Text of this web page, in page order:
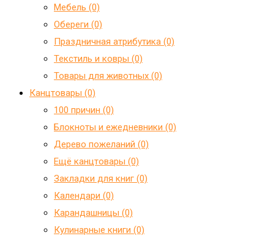
Мебель (0)
Обереги (0)
Праздничная атрибутика (0)
Текстиль и ковры (0)
Товары для животных (0)
Канцтовары (0)
100 причин (0)
Блокноты и ежедневники (0)
Дерево пожеланий (0)
Ещё канцтовары (0)
Закладки для книг (0)
Календари (0)
Карандашницы (0)
Кулинарные книги (0)